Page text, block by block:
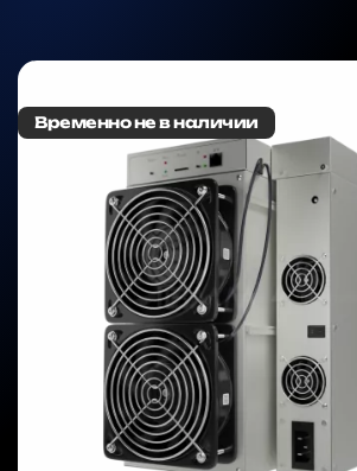
Временно не в наличии